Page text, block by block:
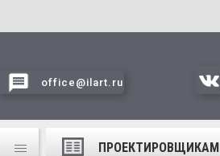
office@ilart.ru
ПРОЕКТИРОВЩИКАМ